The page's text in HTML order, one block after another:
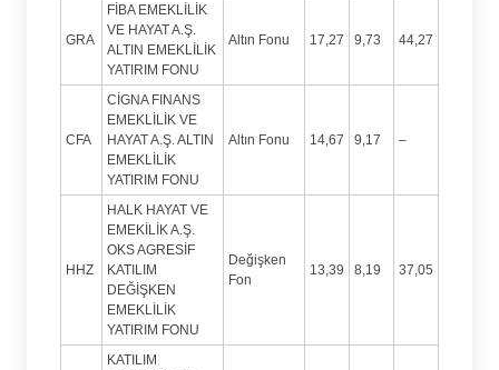
GRA
FİBA EMEKLİLİK
VE HAYAT A.Ş.
ALTIN EMEKLİLİK
YATIRIM FONU
Altın Fonu 17,27 9,73 44,27
CFA
CİGNA FINANS
EMEKLİLİK VE
HAYAT A.Ş. ALTIN
EMEKLİLİK
YATIRIM FONU
Altın Fonu 14,67 9,17 –
HHZ
HALK HAYAT VE
EMEKİLİK A.Ş.
OKS AGRESİF
KATILIM
DEĞİŞKEN
EMEKLİLİK
YATIRIM FONU
Değişken
Fon
13,39 8,19 37,05
KATILIM